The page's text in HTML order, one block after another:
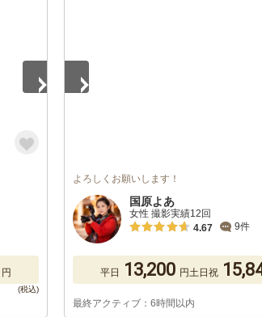
円
よろしくお願いします！
国原よあ
女性 撮影実績12回
4.67
9件
平日 13,200 円土日祝
最終アクティブ：6時間以内